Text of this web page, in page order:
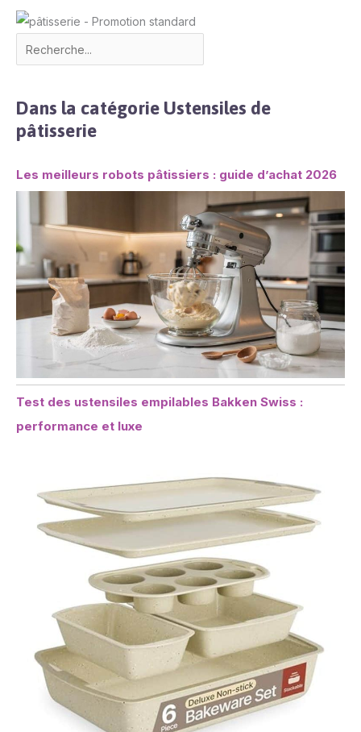
Dans la catégorie Ustensiles de
pâtisserie
Les meilleurs robots pâtissiers : guide d’achat 2026
Test des ustensiles empilables Bakken Swiss :
performance et luxe